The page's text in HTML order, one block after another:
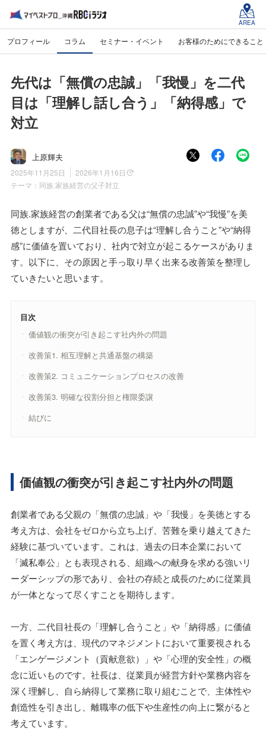
AREA
プロフィール コラム セミナー・イベント お客様のためにできること
先代は「無償の忠誠」「我慢」を二代
目は「理解し話し合う」「納得感」で
対立
上原輝夫
2025年11月25日
2026年1月16日
テーマ： 同族.家族経営の父子対立
同族.家族経営の創業者である父は“無償の忠誠”や“我慢”を美
徳としますが、二代目社長の息子は“理解し合うこと”や“納得
感”に価値を置いており、社内で対立が起こるケースがありま
す。以下に、その原因と手っ取り早く出来る改善策を整理し
ていきたいと思います。
目次
価値観の衝突が引き起こす社内外の問題
改善策1. 相互理解と共通基盤の構築
改善策2. コミュニケーションプロセスの改善
改善策3. 明確な役割分担と権限委譲
結びに
価値観の衝突が引き起こす社内外の問題
創業者である父親の「無償の忠誠」や「我慢」を美徳とする
考え方は、会社をゼロから立ち上げ、苦難を乗り越えてきた
経験に基づいています。これは、過去の日本企業において
「滅私奉公」とも表現される、組織への献身を求める強いリ
ーダーシップの形であり、会社の存続と成長のために従業員
が一体となって尽くすことを期待します。
一方、二代目社長の「理解し合うこと」や「納得感」に価値
を置く考え方は、現代のマネジメントにおいて重要視される
「エンゲージメント（貢献意欲）」や「心理的安全性」の概
念に近いものです。社長は、従業員が経営方針や業務内容を
深く理解し、自ら納得して業務に取り組むことで、主体性や
創造性を引き出し、離職率の低下や生産性の向上に繋がると
考えています。